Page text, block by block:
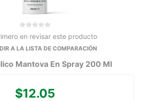
en revisar este producto
A LA LISTA DE COMPARACIÓN
Mantova En Spray 200 Ml
$12.05